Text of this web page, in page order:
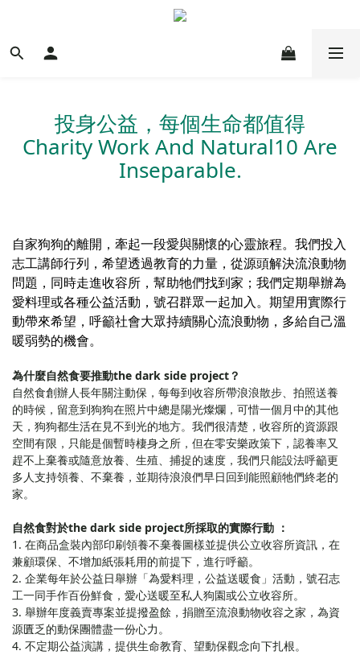
投身公益，每個生命都值得
Charity Work And Natural10 Are
Inseparable.
自家狗狗的離開，牽起一段愛與關懷的心靈旅程。我們投入
志工講師行列，希望透過教育的力量，從源頭解決流浪動物
問題，同時走進收容所，幫助牠們找到家；我們定期舉辦為
愛料理或各種公益活動，號召群眾一起加入。期望用實際行
動帶來希望，呼籲社會大眾持續關心流浪動物，多給自己溫
暖弱勢的機會。
為什麼自然食要推動the dark side project？
自然食創辦人長年關注動保，每每到收容所帶浪浪散步、拍照送養
的時候，留意到狗狗在照片中總是陽光燦爛，可惜一個月中的其他
天，狗狗都生活在見不到光的地方。我們很清楚，收容所的資源跟
空間有限，只能是個暫時棲身之所，但在零安樂政策下，認養率又
趕不上棄養或隨意放養、生殖、捕捉的速度，我們只能設法呼籲更
多人支持領養、不棄養，並期待浪浪們早日回到能照顧牠們終老的
家。
自然食對於the dark side project所採取的實際行動 ：
1. 在商品盒裝內部印刷領養不棄養圖樣並提供公立收容所資訊，在
兼顧環保、不增加紙張耗用的前提下，進行呼籲。
2. 企業每年於公益日舉辦「為愛料理，公益送暖食」活動，號召志
工一同手作百份鮮食，愛心送暖至私人狗園或公立收容所。
3. 舉辦年度義賣專案並提撥盈餘，捐贈至流浪動物收容之家，為資
源匱乏的動保團體盡一份心力。
4. 不定期公益演講，提供生命教育、望動保觀念向下扎根。